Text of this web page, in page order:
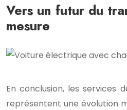
Vers un futur du
mesure
En conclusion, les services
représentent une évolution